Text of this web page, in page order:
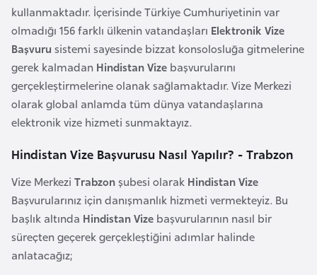
kullanmaktadır. İçerisinde Türkiye Cumhuriyetinin var
olmadığı 156 farklı ülkenin vatandaşları Elektronik Vize
Başvuru sistemi sayesinde bizzat konsolosluğa gitmelerine
gerek kalmadan Hindistan Vize başvurularını
gerçekleştirmelerine olanak sağlamaktadır. Vize Merkezi
olarak global anlamda tüm dünya vatandaşlarına
elektronik vize hizmeti sunmaktayız.
Hindistan Vize Başvurusu Nasıl Yapılır? - Trabzon
Vize Merkezi Trabzonşubesi olarak Hindistan Vize
Başvurularınız için danışmanlık hizmeti vermekteyiz. Bu
başlık altında Hindistan Vize başvurularının nasıl bir
süreçten geçerek gerçekleştiğini adımlar halinde
anlatacağız;
r
i
y
e
t
i
C
z
a
y
i
r